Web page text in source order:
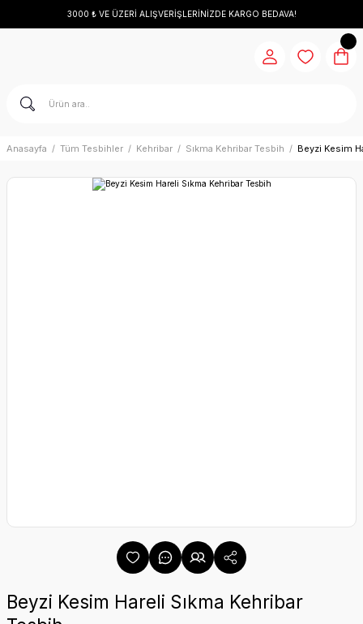
3000 ₺ VE ÜZERİ ALIŞVERİŞLERİNİZDE KARGO BEDAVA!
Anasayfa Tüm Tesbihler Kehribar Sıkma Kehribar Tesbih Beyzi Kesim
Beyzi Kesim Hareli Sıkma Kehribar